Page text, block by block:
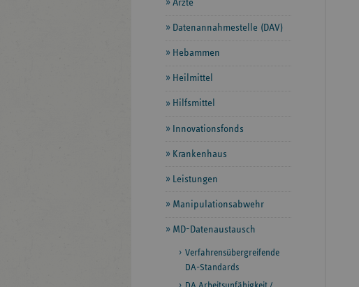
Ärzte
Datenannahmestelle (DAV)
Hebammen
Heilmittel
Hilfsmittel
Innovationsfonds
Krankenhaus
Leistungen
Manipulationsabwehr
MD-Datenaustausch
Verfahrensübergreifende
DA-Standards